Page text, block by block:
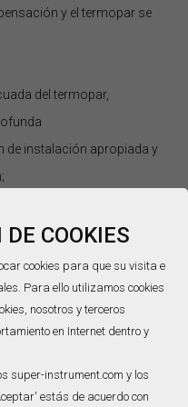
COOKIES
cookies para que su visita e
Para ello utilizamos cookies
nosotros y terceros
en Internet dentro y
super-instrument.com y los
estás de acuerdo con
y el termopar se
del termopar,
de instalación apropiada y
que coincida con la
del termopar es
para la unión fría
es más baja y
precisión la